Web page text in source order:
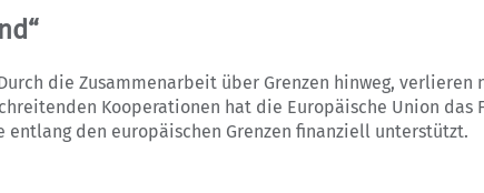
die Zusammenarbeit über Grenzen hinweg, verlieren
Kooperationen hat die Europäische Union das
entlang den europäischen Grenzen finanziell unterstützt.